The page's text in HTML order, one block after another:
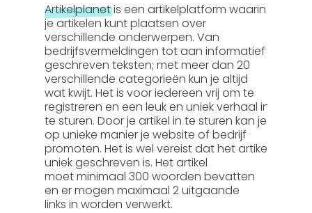
Artikelplanetis een artikelplatform waarin
je artikelen kunt plaatsen over
verschillende onderwerpen. Van
bedrijfsvermeldingen tot aan informatief
geschreven teksten; met meer dan 20
verschillende categorieën kun je altijd
wat kwijt. Het is voor iedereen vrij om te
registreren en een leuk en uniek verhaal in
te sturen. Door je artikel in te sturen kan je
op unieke manier je website of bedrijf
promoten. Het is wel vereist dat het artikel
uniek geschreven is. Het artikel
moetminimaal 300 woorden bevatten
en er mogenmaximaal 2 uitgaande
links in worden verwerkt.